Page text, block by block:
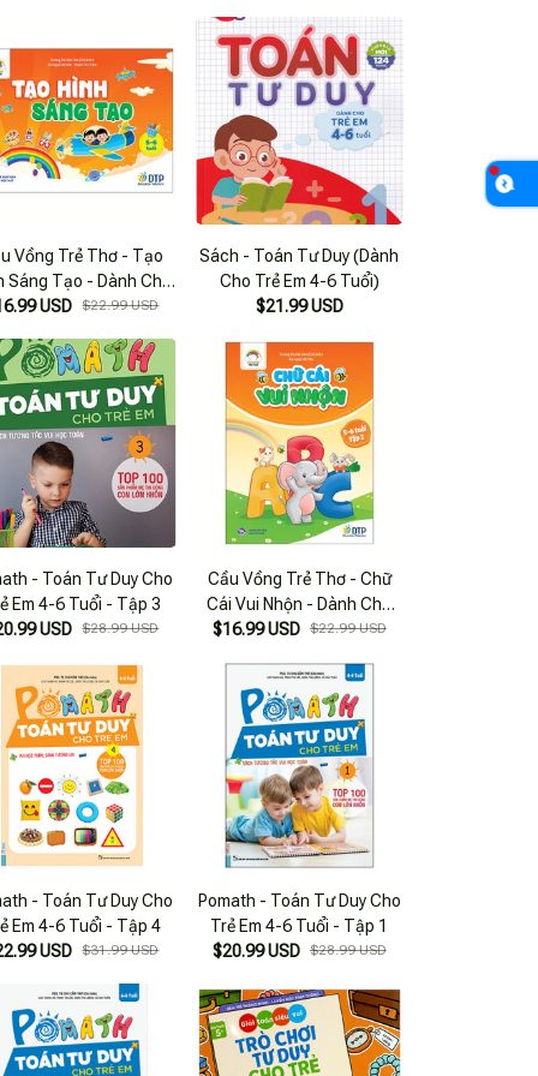
Vồng Trẻ Thơ - Tạo
Sáng Tạo - Dành Cho
Trẻ 5-6 Tuổi
USD $22.99 USD
Sách - Toán Tư Duy (Dành
Cho Trẻ Em 4-6 Tuổi)
$21.99 USD
- Toán Tư Duy Cho
Em 4-6 Tuổi - Tập 3
USD
$28.99 USD
Cầu Vồng Trẻ Thơ - Chữ
Cái Vui Nhộn - Dành Cho
Trẻ 5-6 Tuổi - Tập 2
$16.99 USD $22.99 USD
- Toán Tư Duy Cho
Em 4-6 Tuổi - Tập 4
USD
$31.99 USD
Pomath - Toán Tư Duy Cho
Trẻ Em 4-6 Tuổi - Tập 1
$20.99 USD $28.99 USD